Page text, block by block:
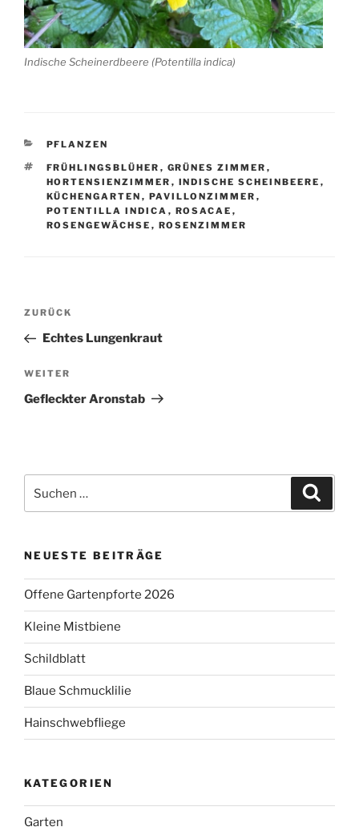
Indische Scheinerdbeere (Potentilla indica)
KATEGORIEN
PFLANZEN
SCHLAGWÖRTER
FRÜHLINGSBLÜHER , GRÜNES ZIMMER ,
HORTENSIENZIMMER , INDISCHE SCHEINBEERE ,
KÜCHENGARTEN , PAVILLONZIMMER ,
POTENTILLA INDICA , ROSACAE ,
ROSENGEWÄCHSE , ROSENZIMMER
Beitragsnavigation
Vorheriger
Beitrag
ZURÜCK
Echtes Lungenkraut
Nächster
Beitrag
WEITER
Gefleckter Aronstab
nach:
NEUESTE BEITRÄGE
Offene Gartenpforte 2026
Kleine Mistbiene
Schildblatt
Blaue Schmucklilie
Hainschwebfliege
KATEGORIEN
Garten